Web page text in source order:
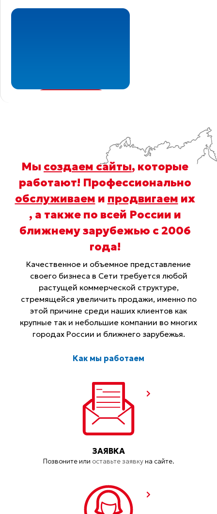
Мы создаем сайты, которые
работают! Профессионально
обслуживаем и продвигаем их
, а также по всей России и
ближнему зарубежью с 2006
года!
Качественное и объемное представление
своего бизнеса в Сети требуется любой
растущей коммерческой структуре,
стремящейся увеличить продажи, именно по
этой причине среди наших клиентов как
крупные так и небольшие компании во многих
городах России и ближнего зарубежья.
Как мы работаем
ЗАЯВКА
Позвоните или оставьте заявкуна сайте.